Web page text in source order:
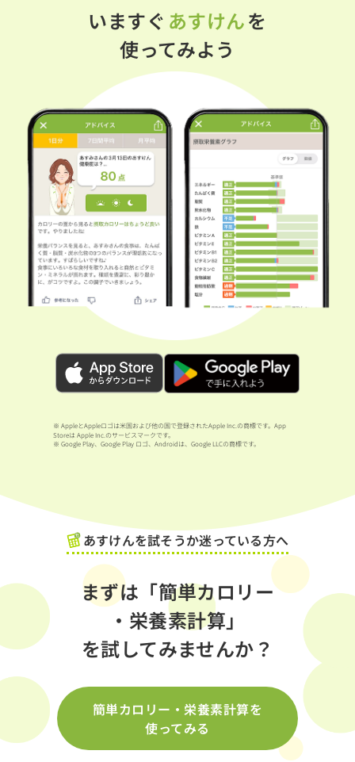
いますぐ あすけんを
使ってみよう
※ AppleとAppleロゴは米国および他の国で登録されたApple Inc.の商標です。App
Storeは Apple Inc.のサービスマークです。
※ Google Play、Google Play ロゴ、Androidは、Google LLCの商標です。
あすけんを試そうか迷っている方へ
まずは「簡単カロリー
・栄養素計算」
を試してみませんか？
簡単カロリー・栄養素計算を
使ってみる